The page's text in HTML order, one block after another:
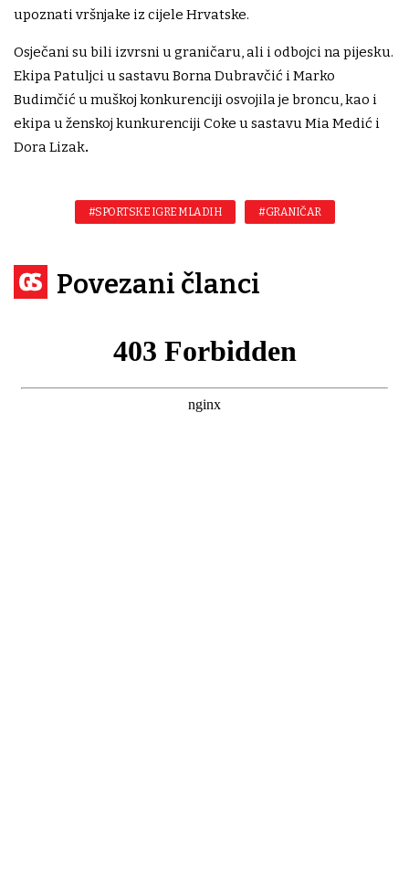
upoznati vršnjake iz cijele Hrvatske.
Osječani su bili izvrsni u graničaru, ali i odbojci na pijesku.
Ekipa Patuljci u sastavu Borna Dubravčić i Marko
Budimčić u muškoj konkurenciji osvojila je broncu, kao i
ekipa u ženskoj kunkurenciji Coke u sastavu Mia Medić i
Dora Lizak.
#SPORTSKE IGRE MLADIH #GRANIČAR
Povezani članci